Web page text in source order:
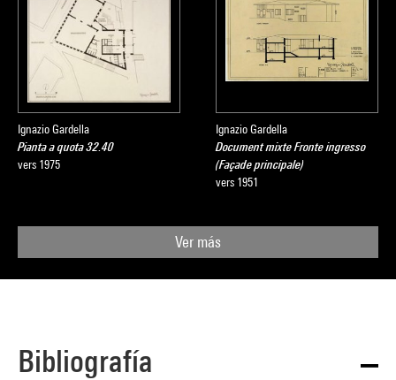
Ignazio Gardella
Pianta a quota 32.40
vers 1975
Ignazio Gardella
Document mixte Fronte ingresso
(Façade principale)
vers 1951
Ver más
Bibliografía